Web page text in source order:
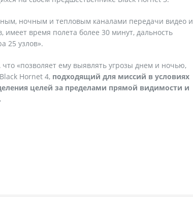
ночным и тепловым каналами передачи видео и
имеет время полета более 30 минут, дальность
25 узлов».
«позволяет ему выявлять угрозы днем ​​и ночью,
Hornet 4, подходящий для миссий в условиях
целей за пределами прямой видимости и